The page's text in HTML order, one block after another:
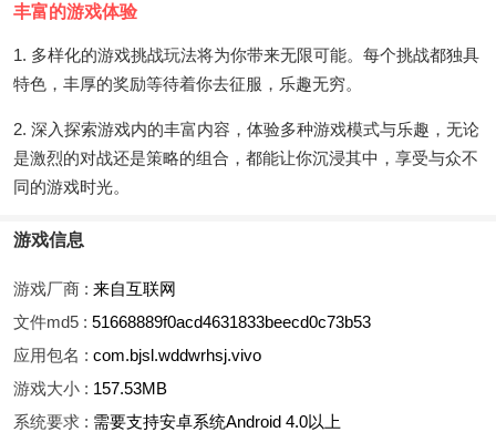
丰富的游戏体验
1. 多样化的游戏挑战玩法将为你带来无限可能。每个挑战都独具
特色，丰厚的奖励等待着你去征服，乐趣无穷。
2. 深入探索游戏内的丰富内容，体验多种游戏模式与乐趣，无论
是激烈的对战还是策略的组合，都能让你沉浸其中，享受与众不
同的游戏时光。
游戏信息
游戏厂商 : 来自互联网
文件md5 : 51668889f0acd4631833beecd0c73b53
应用包名 : com.bjsl.wddwrhsj.vivo
游戏大小 : 157.53MB
系统要求 : 需要支持安卓系统Android 4.0以上